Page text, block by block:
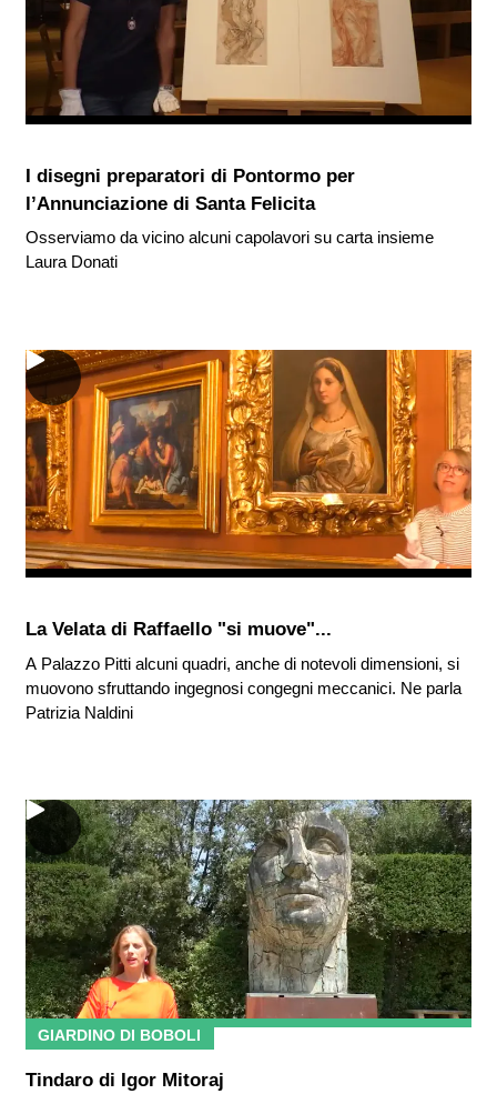
I disegni preparatori di Pontormo per
l’Annunciazione di Santa Felicita
Osserviamo da vicino alcuni capolavori su carta insieme
Laura Donati
La Velata di Raffaello "si muove"...
A Palazzo Pitti alcuni quadri, anche di notevoli dimensioni, si
muovono sfruttando ingegnosi congegni meccanici. Ne parla
Patrizia Naldini
GIARDINO DI BOBOLI
Tindaro di Igor Mitoraj